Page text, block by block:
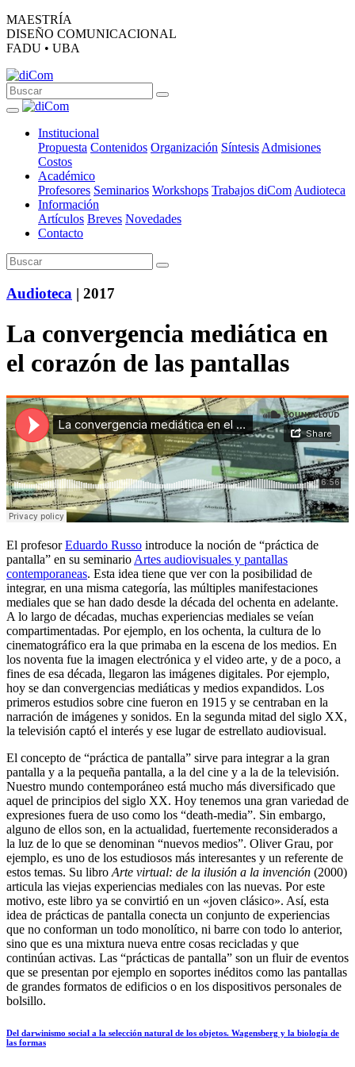
MAESTRÍA
DISEÑO COMUNICACIONAL
FADU • UBA
Institucional
Propuesta Contenidos Organización Síntesis Admisiones
Costos
Académico
Profesores Seminarios Workshops Trabajos diCom Audioteca
Información
Artículos Breves Novedades
Contacto
Audioteca | 2017
La convergencia mediática en
el corazón de las pantallas
El profesorEduardo Russo introduce la noción de “práctica de
pantalla” en su seminario Artes audiovisuales y pantallas
contemporaneas. Esta idea tiene que ver con la posibilidad de
integrar, en una misma categoría, las múltiples manifestaciones
mediales que se han dado desde la década del ochenta en adelante.
A lo largo de décadas, muchas experiencias mediales se veían
compartimentadas. Por ejemplo, en los ochenta, la cultura de lo
cinematográfico era la que primaba en la escena de los medios. En
los noventa fue la imagen electrónica y el video arte, y de a poco, a
fines de esa década, llegaron las imágenes digitales. Por ejemplo,
hoy se dan convergencias mediáticas y medios expandidos. Los
primeros estudios sobre cine fueron en 1915 y se centraban en la
narración de imágenes y sonidos. En la segunda mitad del siglo XX,
la televisión captó el interés y ese lugar de estrellato audiovisual.
El concepto de “práctica de pantalla” sirve para integrar a la gran
pantalla y a la pequeña pantalla, a la del cine y a la de la televisión.
Nuestro mundo contemporáneo está mucho más diversificado que
aquel de principios del siglo XX. Hoy tenemos una gran variedad de
expresiones fuera de uso como los “death-media”. Sin embargo,
alguno de ellos son, en la actualidad, fuertemente reconsiderados a
la luz de lo que se denominan “nuevos medios”. Oliver Grau, por
ejemplo, es uno de los estudiosos más interesantes y un referente de
estos temas. Su libro Arte virtual: de la ilusión a la invención (2000)
articula las viejas experiencias mediales con las nuevas. Por este
motivo, este libro ya se convirtió en un «joven clásico». Así, esta
idea de prácticas de pantalla conecta un conjunto de experiencias
que no conforman un todo monolítico, ni barre con todo lo anterior,
sino que es una mixtura nueva entre cosas recicladas y que
continúan activas. Las “prácticas de pantalla” son un fluir de eventos
que se presentan por ejemplo en soportes inéditos como las pantallas
de grandes formatos de edificios o en los dispositivos personales de
bolsillo.
Del darwinismo social a la selección natural de los objetos. Wagensberg y la biología de
las formas